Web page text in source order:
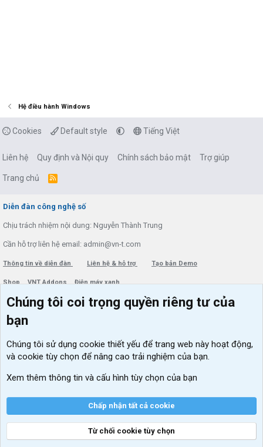
Hệ điều hành Windows
Cookies Default style Tiếng Việt
Liên hệ Quy định và Nội quy Chính sách bảo mật Trợ giúp
Trang chủ
R
Diễn đàn công nghệ số
Chịu trách nhiệm nội dung: Nguyễn Thành Trung
Cần hỗ trợ liên hệ email: admin@vn-t.com
Thông tin về diễn đàn Liên hệ & hỗ trợ Tạo bản Demo
Shop VNT Addons Điện máy xanh
Menu thành viên
Đăng nhập
Diễn đàn
Kích hoạt Windows/ Office miễn phí
VIP add-ons Xenforo
Khuyến mãi và tài trợ
Chúng tôi coi trọng quyền riêng tư của
bạn
Chúng tôi sử dụng cookie thiết yếu để trang web này hoạt động,
và cookie tùy chọn để nâng cao trải nghiệm của bạn.
Xem thêm thông tin và cấu hình tùy chọn của bạn
Chấp nhận tất cả cookie
Từ chối cookie tùy chọn